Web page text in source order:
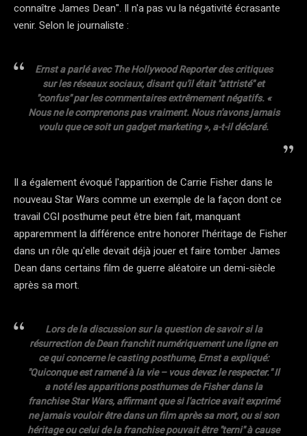
connaître James Dean". Il n'a pas vu la négativité écrasante
venir. Selon le journaliste :
Ernst a parlé avec The Hollywood Reporter des critiques
sur les réseaux sociaux, disant qu'il était "attristé" et
"confus" par les commentaires extrêmement négatifs. «
Nous ne le comprenons pas vraiment. Nous n'avons jamais
voulu que ce soit un gadget marketing », a-t-il déclaré.
Il a également évoqué l'apparition de Carrie Fisher dans le
nouveau Star Wars comme un exemple de la façon dont ce
travail CGI posthume peut être bien fait, manquant
apparemment la différence entre honorer l'héritage de Fisher
dans un rôle qu'elle devait déjà jouer et faire tomber James
Dean dans certains film de guerre aléatoire un demi-siècle
après sa mort.
Lors de la discussion sur la question de savoir si la
résurrection de Dean franchit numériquement une ligne en
ce qui concerne le casting posthume, Ernst a expliqué:
"Quiconque est ramené à la vie – vous devez le respecter." Il
a noté les apparitions posthumes de Fisher dans la
franchise Star Wars, affirmant que si l'actrice avait exprimé
ne jamais vouloir être dans un film après sa mort, ou si son
héritage ou celui de la franchise pouvait être "terni" à cause